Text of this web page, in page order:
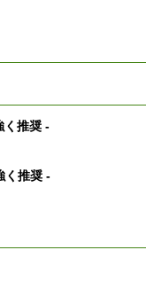
く推奨 -
く推奨 -